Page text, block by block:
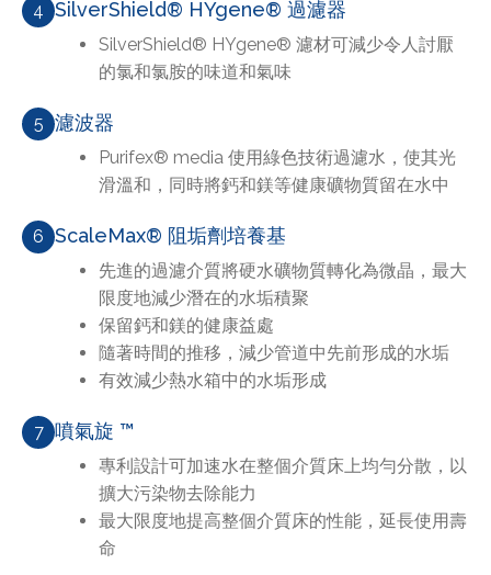
4 SilverShield® HYgene® 過濾器
SilverShield® HYgene® 濾材可減少令人討厭
的氯和氯胺的味道和氣味
5 濾波器
Purifex® media 使用綠色技術過濾水，使其光
滑溫和，同時將鈣和鎂等健康礦物質留在水中
6 ScaleMax® 阻垢劑培養基
先進的過濾介質將硬水礦物質轉化為微晶，最大
限度地減少潛在的水垢積聚
保留鈣和鎂的健康益處
隨著時間的推移，減少管道中先前形成的水垢
有效減少熱水箱中的水垢形成
7 噴氣旋 ™
專利設計可加速水在整個介質床上均勻分散，以
擴大污染物去除能力
最大限度地提高整個介質床的性能，延長使用壽
命